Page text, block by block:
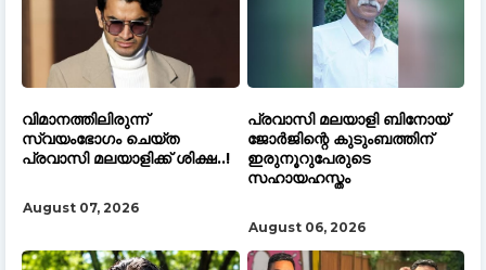
വിമാനത്തിലിരുന്ന്
സ്വയംഭോഗം ചെയ്ത
പ്രവാസി മലയാളിക്ക് ശിക്ഷ..!
August 07, 2026
പ്രവാസി മലയാളി ബിനോയ്
ജോർജിന്റെ കുടുംബത്തിന്
ഇരുനൂറുപേരുടെ
സഹായഹസ്തം
August 06, 2026